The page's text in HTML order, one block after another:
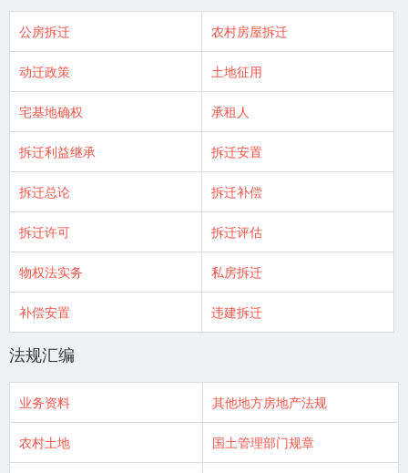
公房拆迁 农村房屋拆迁
动迁政策 土地征用
宅基地确权 承租人
拆迁利益继承 拆迁安置
拆迁总论 拆迁补偿
拆迁许可 拆迁评估
物权法实务 私房拆迁
补偿安置 违建拆迁
法规汇编
业务资料 其他地方房地产法规
农村土地 国土管理部门规章